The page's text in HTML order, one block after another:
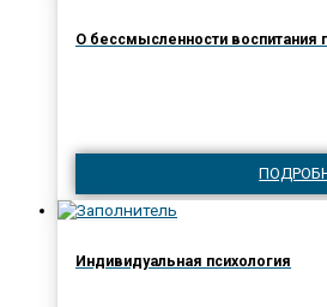
О бессмысленности воспитания
Индивидуальная психология